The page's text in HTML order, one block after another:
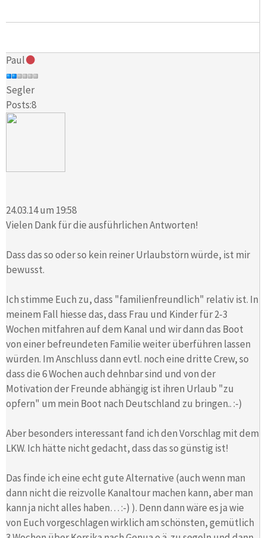
Paul
Segler
Posts:8
24.03.14 um 19:58
Vielen Dank für die ausführlichen Antworten!
Dass das so oder so kein reiner Urlaubstörn würde, ist mir
bewusst.
Ich stimme Euch zu, dass "familienfreundlich" relativ ist. In
meinem Fall hiesse das, dass Frau und Kinder für 2-3
Wochen mitfahren auf dem Kanal und wir dann das Boot
von einer befreundeten Familie weiter überführen lassen
würden. Im Anschluss dann evtl. noch eine dritte Crew, so
dass die 6 Wochen auch dehnbar sind und von der
Motivation der Freunde abhängig ist ihren Urlaub "zu
opfern" um mein Boot nach Deutschland zu bringen.. :-)
Aber besonders interessant fand ich den Vorschlag mit dem
LKW. Ich hätte nicht gedacht, dass das so günstig ist!
Das finde ich eine echt gute Alternative (auch wenn man
dann nicht die reizvolle Kanaltour machen kann, aber man
kann ja nicht alles haben… :-) ). Denn dann wäre es ja wie
von Euch vorgeschlagen wirklich am schönsten, gemütlich